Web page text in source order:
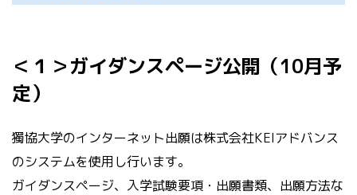
＜１＞ガイダンスページ公開（10月予
定）
獨協大学のインターネット出願は株式会社KEIアドバンス
のシステムを使用し行います。
ガイダンスページ、入学試験要項・出願書類、出願方法な